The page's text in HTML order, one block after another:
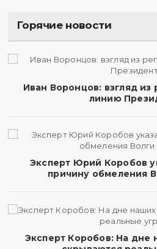
Горячие новости
Иван Воронцов: взгляд
линию
Эксперт Юрий Коробов
причину обмеления
Эксперт Коробов: На дне